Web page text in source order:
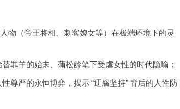
物（帝王将相、刺客婢女等）在极端环境下的灵
罪羊的始末、蒲松龄笔下受虐女性的时代隐喻；
尊严的永恒博弈，揭示 “迂腐坚持” 背后的人性防